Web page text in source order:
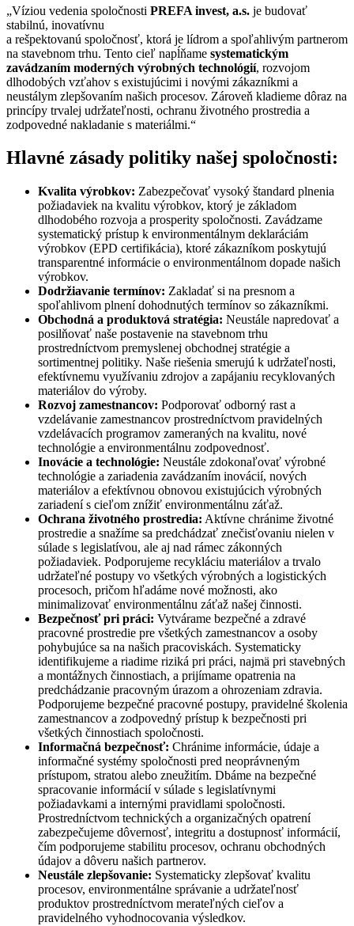
„Víziou vedenia spoločnosti PREFA invest, a.s. je budovať
stabilnú, inovatívnu
a rešpektovanú spoločnosť, ktorá je lídrom a spoľahlivým partnerom
na stavebnom trhu. Tento cieľ napĺňame systematickým
zavádzaním moderných výrobných technológií, rozvojom
dlhodobých vzťahov s existujúcimi i novými zákazníkmi a
neustálym zlepšovaním našich procesov. Zároveň kladieme dôraz na
princípy trvalej udržateľnosti, ochranu životného prostredia a
zodpovedné nakladanie s materiálmi.“
Hlavné zásady politiky našej spoločnosti:
Kvalita výrobkov: Zabezpečovať vysoký štandard plnenia
požiadaviek na kvalitu výrobkov, ktorý je základom
dlhodobého rozvoja a prosperity spoločnosti. Zavádzame
systematický prístup k environmentálnym deklaráciám
výrobkov (EPD certifikácia), ktoré zákazníkom poskytujú
transparentné informácie o environmentálnom dopade našich
výrobkov.
Dodržiavanie termínov: Zakladať si na presnom a
spoľahlivom plnení dohodnutých termínov so zákazníkmi.
Obchodná a produktová stratégia: Neustále napredovať a
posilňovať naše postavenie na stavebnom trhu
prostredníctvom premyslenej obchodnej stratégie a
sortimentnej politiky. Naše riešenia smerujú k udržateľnosti,
efektívnemu využívaniu zdrojov a zapájaniu recyklovaných
materiálov do výroby.
Rozvoj zamestnancov: Podporovať odborný rast a
vzdelávanie zamestnancov prostredníctvom pravidelných
vzdelávacích programov zameraných na kvalitu, nové
technológie a environmentálnu zodpovednosť.
Inovácie a technológie: Neustále zdokonaľovať výrobné
technológie a zariadenia zavádzaním inovácií, nových
materiálov a efektívnou obnovou existujúcich výrobných
zariadení s cieľom znížiť environmentálnu záťaž.
Ochrana životného prostredia: Aktívne chránime životné
prostredie a snažíme sa predchádzať znečisťovaniu nielen v
súlade s legislatívou, ale aj nad rámec zákonných
požiadaviek. Podporujeme recykláciu materiálov a trvalo
udržateľné postupy vo všetkých výrobných a logistických
procesoch, pričom hľadáme nové možnosti, ako
minimalizovať environmentálnu záťaž našej činnosti.
Bezpečnosť pri práci: Vytvárame bezpečné a zdravé
pracovné prostredie pre všetkých zamestnancov a osoby
pohybujúce sa na našich pracoviskách. Systematicky
identifikujeme a riadime riziká pri práci, najmä pri stavebných
a montážnych činnostiach, a prijímame opatrenia na
predchádzanie pracovným úrazom a ohrozeniam zdravia.
Podporujeme bezpečné pracovné postupy, pravidelné školenia
zamestnancov a zodpovedný prístup k bezpečnosti pri
všetkých činnostiach spoločnosti.
Informačná bezpečnosť: Chránime informácie, údaje a
informačné systémy spoločnosti pred neoprávneným
prístupom, stratou alebo zneužitím. Dbáme na bezpečné
spracovanie informácií v súlade s legislatívnymi
požiadavkami a internými pravidlami spoločnosti.
Prostredníctvom technických a organizačných opatrení
zabezpečujeme dôvernosť, integritu a dostupnosť informácií,
čím podporujeme stabilitu procesov, ochranu obchodných
údajov a dôveru našich partnerov.
Neustále zlepšovanie: Systematicky zlepšovať kvalitu
procesov, environmentálne správanie a udržateľnosť
produktov prostredníctvom merateľných cieľov a
pravidelného vyhodnocovania výsledkov.